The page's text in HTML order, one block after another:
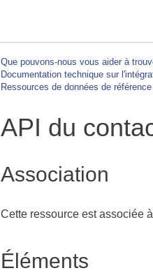
Que pouvons-nous vous aider à
Documentation technique sur
Ressources de données de référence
API du
Association
Cette ressource est associée
Éléments